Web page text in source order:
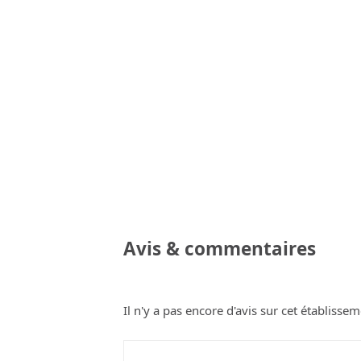
Avis & commentaires
Il n'y a pas encore d'avis sur cet